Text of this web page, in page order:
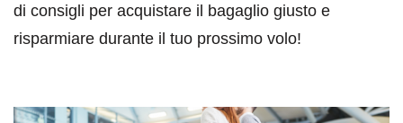
di consigli per acquistare il bagaglio giusto e
risparmiare durante il tuo prossimo volo!